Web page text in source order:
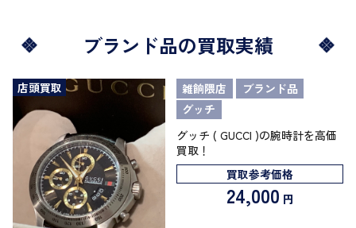
ブランド品の買取実績
店頭買取 雑餉隈店
ブランド品
グッチ
グッチ ( GUCCI )の腕時計を高価
買取！
買取参考価格
24,000 円